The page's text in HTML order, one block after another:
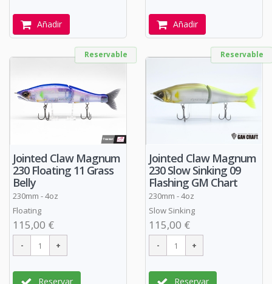
Añadir Añadir
Reservable
Jointed Claw Magnum
230 Floating 11 Grass
Belly
230mm - 4oz
Floating
115,00 €
Reservar
Reservable
Jointed Claw Magnum
230 Slow Sinking 09
Flashing GM Chart
230mm - 4oz
Slow Sinking
115,00 €
Reservar